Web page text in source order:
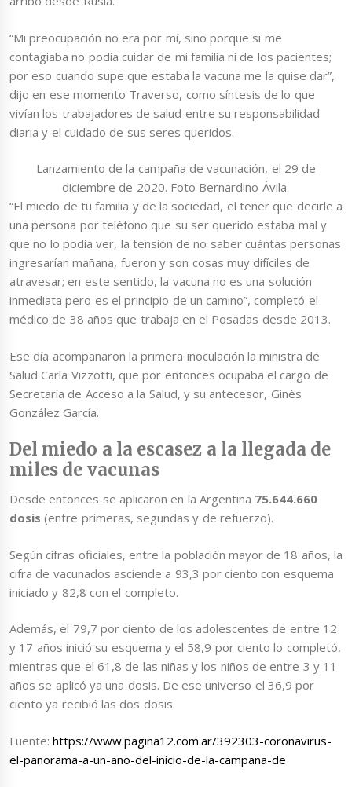
“Mi preocupación no era por mí, sino porque si me
contagiaba no podía cuidar de mi familia ni de los pacientes;
por eso cuando supe que estaba la vacuna me la quise dar”,
dijo en ese momento Traverso, como síntesis de lo que
vivían los trabajadores de salud entre su responsabilidad
diaria y el cuidado de sus seres queridos.
Lanzamiento de la campaña de vacunación, el 29 de
diciembre de 2020. Foto Bernardino Ávila
“El miedo de tu familia y de la sociedad, el tener que decirle a
una persona por teléfono que su ser querido estaba mal y
que no lo podía ver, la tensión de no saber cuántas personas
ingresarían mañana, fueron y son cosas muy difíciles de
atravesar; en este sentido, la vacuna no es una solución
inmediata pero es el principio de un camino”, completó el
médico de 38 años que trabaja en el Posadas desde 2013.
Ese día acompañaron la primera inoculación la ministra de
Salud Carla Vizzotti, que por entonces ocupaba el cargo de
Secretaría de Acceso a la Salud, y su antecesor, Ginés
González García.
Del miedo a la escasez a la llegada de
miles de vacunas
Desde entonces se aplicaron en la Argentina 75.644.660
dosis(entre primeras, segundas y de refuerzo).
Según cifras oficiales, entre la población mayor de 18 años, la
cifra de vacunados asciende a 93,3 por ciento con esquema
iniciado y 82,8 con el completo.
Además, el 79,7 por ciento de los adolescentes de entre 12
y 17 años inició su esquema y el 58,9 por ciento lo completó,
mientras que el 61,8 de las niñas y los niños de entre 3 y 11
años se aplicó ya una dosis. De ese universo el 36,9 por
ciento ya recibió las dos dosis.
Fuente:https://www.pagina12.com.ar/392303-coronavirus-
el-panorama-a-un-ano-del-inicio-de-la-campana-de